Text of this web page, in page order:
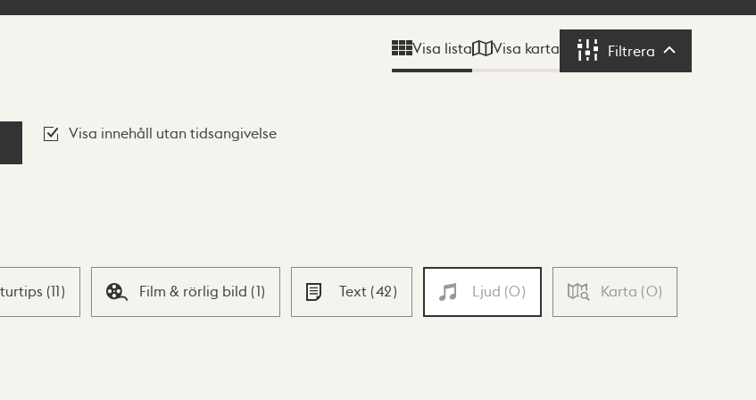
Visa lista Visa karta Filtrera Filtrera
Visa innehåll utan tidsangivelse
(11) Film & rörlig bild (1) Text (42) Ljud (0) Karta (0)